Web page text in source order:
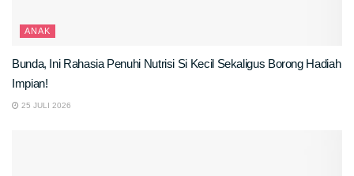
ANAK
Bunda, Ini Rahasia Penuhi Nutrisi Si Kecil Sekaligus Borong Hadiah
Impian!
25 JULI 2026